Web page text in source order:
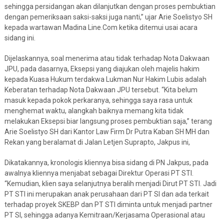
sehingga persidangan akan dilanjutkan dengan proses pembuktian
dengan pemeriksaan saksi-saksi juga nanti,” ujar Arie Soelistyo SH
kepada wartawan Madina Line.Com ketika ditemui usai acara
sidang ini.
Dijelaskannya, soal menerima atau tidak terhadap Nota Dakwaan
JPU, pada dasarnya, Eksepsi yang diajukan oleh majelis hakim
kepada Kuasa Hukum terdakwa Lukman Nur Hakim Lubis adalah
Keberatan terhadap Nota Dakwaan JPU tersebut. “Kita belum
masuk kepada pokok perkaranya, sehingga saya rasa untuk
menghemat waktu, alangkah baiknya memang kita tidak
melakukan Eksepsi biar langsung proses pembuktian saja,” terang
Arie Soelistyo SH dari Kantor Law Firm Dr Putra Kaban SH MH dan
Rekan yang beralamat di Jalan Letjen Suprapto, Jakpus ini,
Dikatakannya, kronologis kliennya bisa sidang di PN Jakpus, pada
awalnya kliennya menjabat sebagai Direktur Operasi PT STI.
“Kemudian, klien saya selanjutnya beralih menjadi Dirut PT STI. Jadi
PT STI ini merupakan anak perusahaan dari PT SI dan ada terkait
terhadap proyek SKEBP dan PT STI diminta untuk menjadi partner
PT SI, sehingga adanya Kemitraan/Kerjasama Operasional atau